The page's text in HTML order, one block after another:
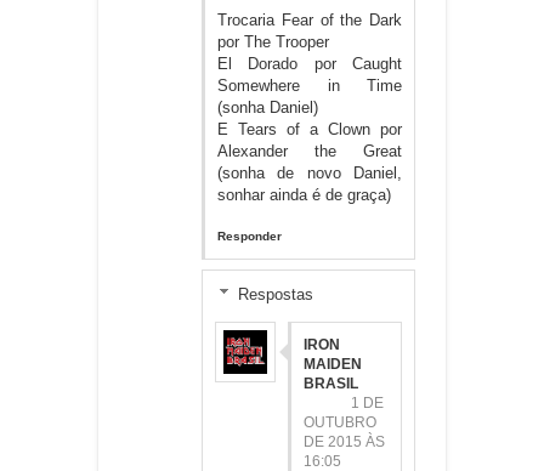
Trocaria Fear of the Dark
por The Trooper
El Dorado por Caught
Somewhere in Time
(sonha Daniel)
E Tears of a Clown por
Alexander the Great
(sonha de novo Daniel,
sonhar ainda é de graça)
Responder
Respostas
IRON
MAIDEN
BRASIL
1 DE
OUTUBRO
DE 2015 ÀS
16:05